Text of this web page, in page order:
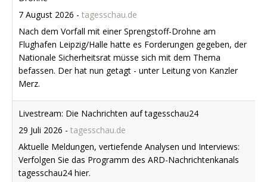
Livestream: Die Nachrichten auf tagesschau24
29 Juli 2026-tagesschau.de
Aktuelle Meldungen, vertiefende Analysen und Interviews:
Verfolgen Sie das Programm des ARD-Nachrichtenkanals
tagesschau24 hier.
Bedrohung der Gletscher durch die Hitze
7 August 2026-tagesschau.de
Hans Hocke, Bergführer Deutscher Alpenverein, zur
Bedrohung der Gletscher durch die Hitze